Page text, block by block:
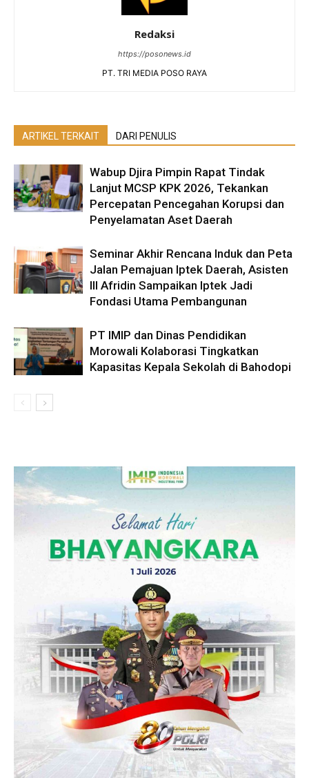
Redaksi
https://posonews.id
PT. TRI MEDIA POSO RAYA
ARTIKEL TERKAIT DARI PENULIS
Wabup Djira Pimpin Rapat Tindak
Lanjut MCSP KPK 2026, Tekankan
Percepatan Pencegahan Korupsi dan
Penyelamatan Aset Daerah
Seminar Akhir Rencana Induk dan Peta
Jalan Pemajuan Iptek Daerah, Asisten
III Afridin Sampaikan Iptek Jadi
Fondasi Utama Pembangunan
PT IMIP dan Dinas Pendidikan
Morowali Kolaborasi Tingkatkan
Kapasitas Kepala Sekolah di Bahodopi